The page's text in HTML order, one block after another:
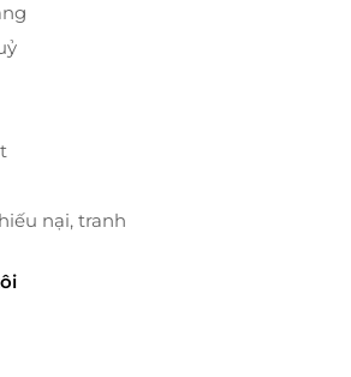
dáng dấp của một “ốc đảo
xô bồ. Không gian được thiết kế
dầu lan tỏa và tiếng nhạc trị
sáng vàng dịu nhẹ ôm lấy từng
nhịp tim và sự tĩnh tại trong
nại, tranh